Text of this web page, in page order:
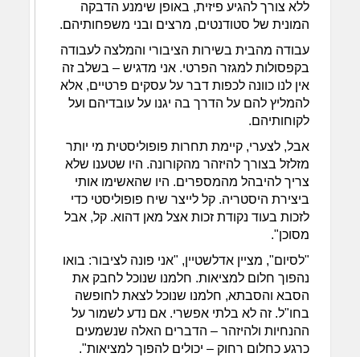
ללא צורך להגיע פיזית, באופן שימנע הדבקה
המונית של סטודנטים, מרצים ובני משפחותיהם.
עבודה מהבית בשירות הציבורי והמלצה לעבודה
בקפסולות למגזר הפרטי. אני מדגיש – בשלב זה
אין לנו כוונה לכפות דבר על עסקים פרטיים, אלא
להמליץ להם על הדרך בה יגנו על עובדיהם ועל
לקוחותיהם.
אבל, לצערי, קיימת תחרות פופוליסטית מי יותר
מזלזל בצורך להיזהר מהקורונה. היו שטענו שלא
צריך להיבהל מהמספרים. היו שהאשימו אותי
ביצירת היסטריה. קל לייצר שיח פופוליסטי כדי
לזכות בעוד נקודת זכות אצל מאן דהוא. קל, אבל
מסוכן".
"לסיום", מציין אדלשטיין, "אני פונה לציבור: בואו
נהפוך חלום למציאות. חלמנו שנוכל לחבק את
הסבא והסבתא, חלמנו שנוכל לצאת לחופשה
בחו"ל. זה לא בלתי אפשרי. אם נדע לשמור על
ההנחיות ולהיזהר – הדברים האלה שנשמעים
כרגע כחלום רחוק – יכולים להפוך למציאות".